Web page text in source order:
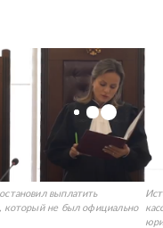
выплатить
который не был официально